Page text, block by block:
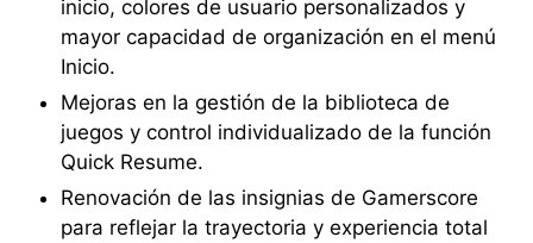
inicio, colores de usuario personalizados y
mayor capacidad de organización en el menú
Inicio.
Mejoras en la gestión de la biblioteca de
juegos y control individualizado de la función
Quick Resume.
Renovación de las insignias de Gamerscore
para reflejar la trayectoria y experiencia total